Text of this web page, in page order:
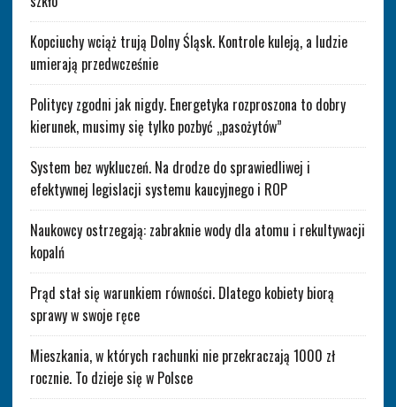
Kopciuchy wciąż trują Dolny Śląsk. Kontrole kuleją, a ludzie
umierają przedwcześnie
Politycy zgodni jak nigdy. Energetyka rozproszona to dobry
kierunek, musimy się tylko pozbyć „pasożytów”
System bez wykluczeń. Na drodze do sprawiedliwej i
efektywnej legislacji systemu kaucyjnego i ROP
Naukowcy ostrzegają: zabraknie wody dla atomu i rekultywacji
kopalń
Prąd stał się warunkiem równości. Dlatego kobiety biorą
sprawy w swoje ręce
Mieszkania, w których rachunki nie przekraczają 1000 zł
rocznie. To dzieje się w Polsce